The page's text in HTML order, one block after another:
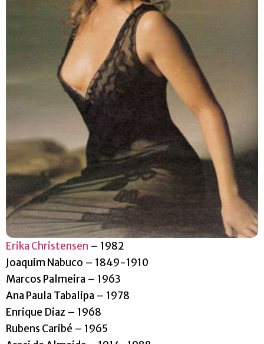
Erika Christensen – 1982
Joaquim Nabuco – 1849-1910
Marcos Palmeira – 1963
Ana Paula Tabalipa – 1978
Enrique Diaz – 1968
Rubens Caribé – 1965